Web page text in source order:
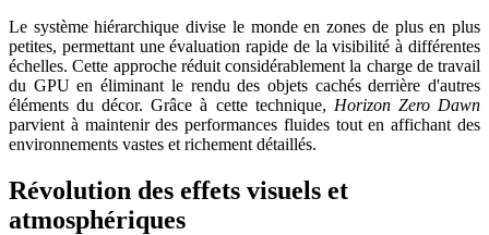
Le système hiérarchique divise le monde en zones de plus en plus
petites, permettant une évaluation rapide de la visibilité à différentes
échelles. Cette approche réduit considérablement la charge de travail
du GPU en éliminant le rendu des objets cachés derrière d'autres
éléments du décor. Grâce à cette technique, Horizon Zero Dawn
parvient à maintenir des performances fluides tout en affichant des
environnements vastes et richement détaillés.
Révolution des effets visuels et
atmosphériques